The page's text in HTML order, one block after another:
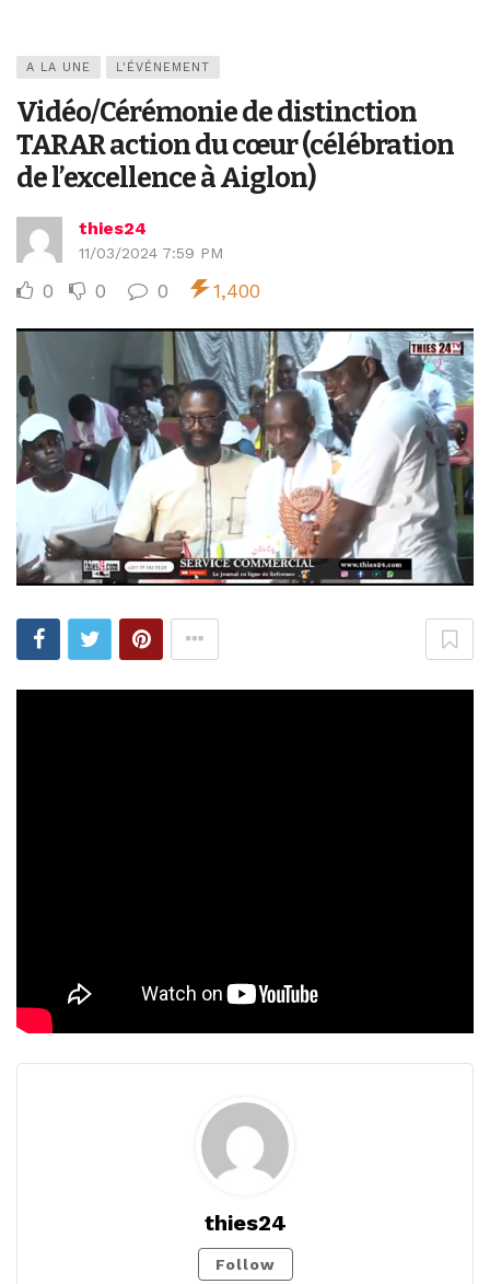
A LA UNE L'ÉVÉNEMENT
Vidéo/Cérémonie de distinction
TARAR action du cœur (célébration
de l’excellence à Aiglon)
thies24
11/03/2024 7:59 PM
0 0 0 1,400
thies24
Follow